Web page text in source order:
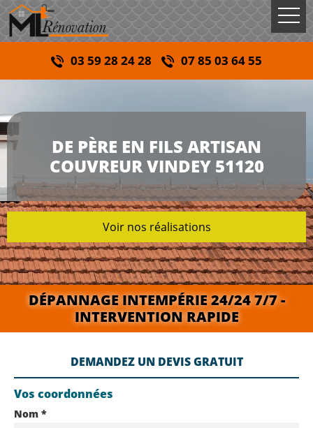
03 59 28 24 28 07 85 03 64 55
DE PÈRE EN FILS ARTISAN
COUVREUR VINDEY 51120
Voir nos réalisations
DÉPANNAGE INTEMPÉRIE 24/24 7/7 -
INTERVENTION RAPIDE
DEMANDEZ UN DEVIS GRATUIT
Vos coordonnées
Nom *